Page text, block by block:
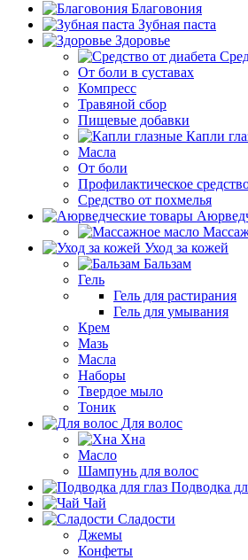
Благовония
Зубная паста
Здоровье
От боли в суставах
Компресс
Травяной сбор
Пищевые добавки
Капли
Масла
От боли
Профилактическое
Средство от похмелья
Уход за кожей
Бальзам
Гель
Гель для растирания
Гель для умывания
Крем
Мазь
Масла
Наборы
Твердое мыло
Тоник
Для волос
Хна
Масло
Шампунь для волос
Подводка
Чай
Сладости
Джемы
Конфеты